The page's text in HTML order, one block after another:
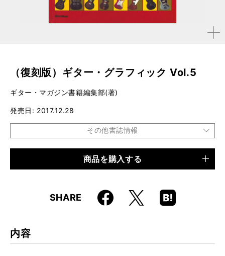
拡大す
（復刻版）ギター・グラフィック Vol.5
ギター・マガジン書籍編集部(著)
発売日 2017.12.28
その他書誌情報
商品を購入する
SHARE Faceboo
k
X
Hatena
Boo
内容